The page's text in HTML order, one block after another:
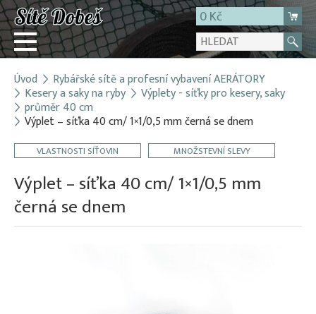
0 Kč
Přihlásit
Registrace
O firmě
Kontakt
Úvod Rybářské sítě a profesní vybavení AERÁTORY
Kesery a saky na ryby Výplety - síťky pro kesery, saky
průměr 40 cm
Výplet – síťka 40 cm/ 1×1/0,5 mm černá se dnem
VLASTNOSTI SÍŤOVIN MNOŽSTEVNÍ SLEVY
Výplet – síťka 40 cm/ 1×1/0,5 mm
černá se dnem